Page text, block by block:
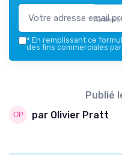
Airline
* En remplissant ce
des fins commerciales
Publié
par Olivier Pratt